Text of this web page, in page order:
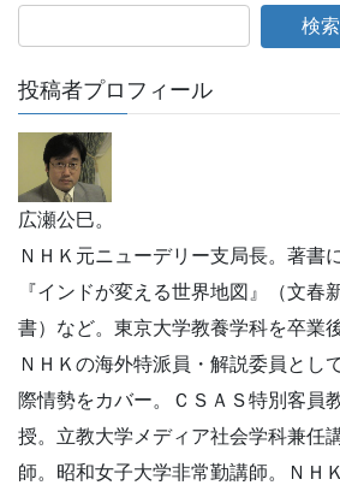
投稿者プロフィール
広瀬公巳。
ＮＨＫ元ニューデリー支局長。著書
『インドが変える世界地図』（文春
書）など。東京大学教養学科を卒業後
ＮＨＫの海外特派員・解説委員とし
際情勢をカバー。ＣＳＡＳ特別客員
授。立教大学メディア社会学科兼任
師。昭和女子大学非常勤講師。ＮＨ